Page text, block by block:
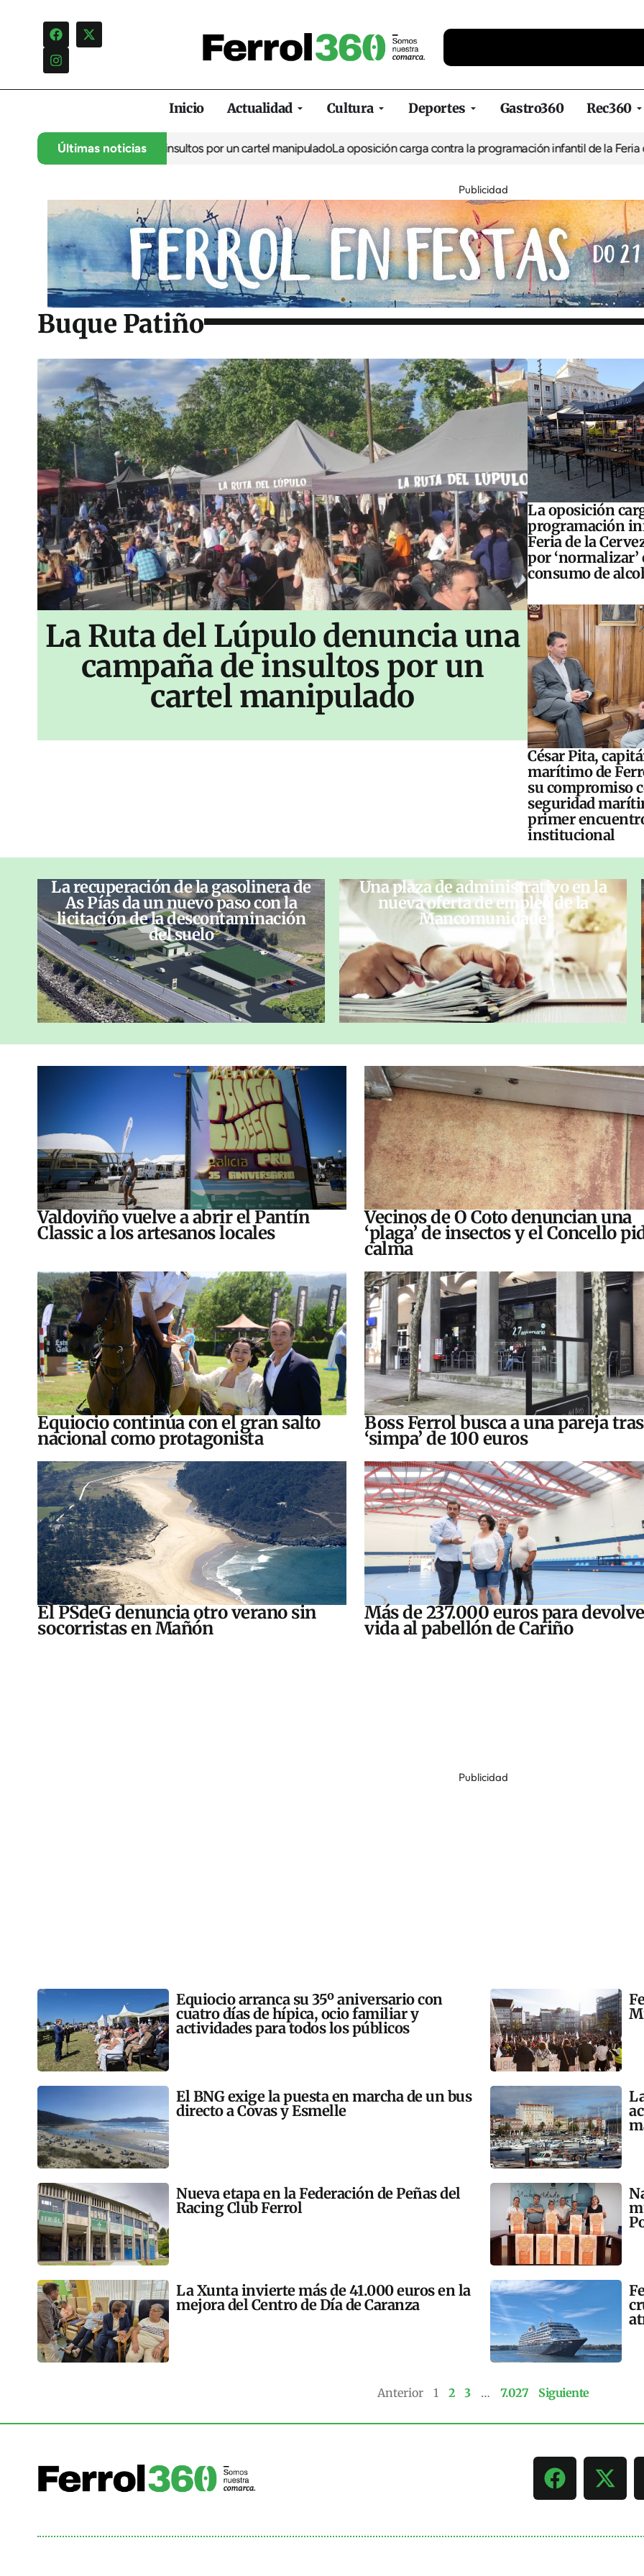
Inicio Actualidad Cultura Deportes Gastro360 Rec360
Últimas noticias
una campaña de insultos por un cartel manipuladoLa oposición carga contra la programación infantil de la Feria de la
Publicidad
Buque Patiño
La Ruta del Lúpulo denuncia una
campaña de insultos por un
cartel manipulado
La oposición
programación
Feria de la
por ‘normalizar’
consumo de
César Pita,
marítimo de
su compromiso
seguridad
primer
institucional
La recuperación de la gasolinera de
As Pías da un nuevo paso con la
licitación de la descontaminación
del suelo
Una plaza de administrativo en la
nueva oferta de empleo de la
Mancomunidade
Valdoviño vuelve a abrir el Pantín
Classic a los artesanos locales
Vecinos de O Coto denuncian una
‘plaga’ de insectos y el Concello
calma
Equiocio continúa con el gran salto
nacional como protagonista
Boss Ferrol busca a una pareja
‘simpa’ de 100 euros
El PSdeG denuncia otro verano sin
socorristas en Mañón
Más de 237.000 euros para
vida al pabellón de Cariño
Publicidad
Equiocio arranca su 35º aniversario con
cuatro días de hípica, ocio familiar y
actividades para todos los públicos
El BNG exige la puesta en marcha de un bus
directo a Covas y Esmelle
Nueva etapa en la Federación de Peñas del
Racing Club Ferrol
La Xunta invierte más de 41.000 euros en la
mejora del Centro de Día de Caranza
Anterior 1 2 3 … 7.027 Siguiente